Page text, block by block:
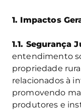
1. Impactos
1.1. Segurança
entendimento
propriedade
relacionados à
promovendo
produtores e